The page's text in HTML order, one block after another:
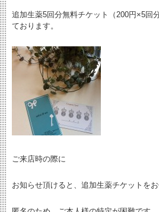
追加生薬5回分無料チケット（200円×5回
ております。
ご来店時の際に
お知らせ頂けると、追加生薬チケットをお